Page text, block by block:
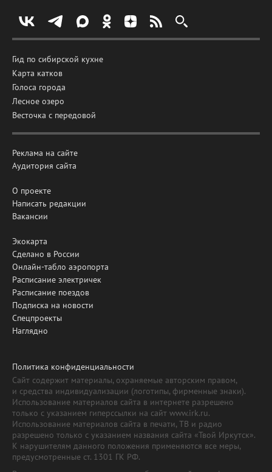
Гид по сибирской кухне
Карта катков
Голоса города
Лесное озеро
Весточка с передовой
Реклама на сайте
Аудитория сайта
О проекте
Написать редакции
Вакансии
Экокарта
Сделано в России
Онлайн-табло аэропорта
Расписание электричек
Расписание поездов
Подписка на новости
Спецпроекты
Наглядно
Политика конфиденциальности
Сайт содержит материалы, охраняемые авторским правом,
и средства индивидуализации (логотипы, фирменные знаки).
Использование материалов сайта в интернете разрешено
только с указанием гиперссылки на сайт www.irk.ru.
Использование материалов сайта в печати, ТВ и радио
разрешено только с указанием названия сайта «Твой Иркутск».
К нарушителям данного положения применяются все меры,
предусмотренные ст. 1301 ГК РФ.